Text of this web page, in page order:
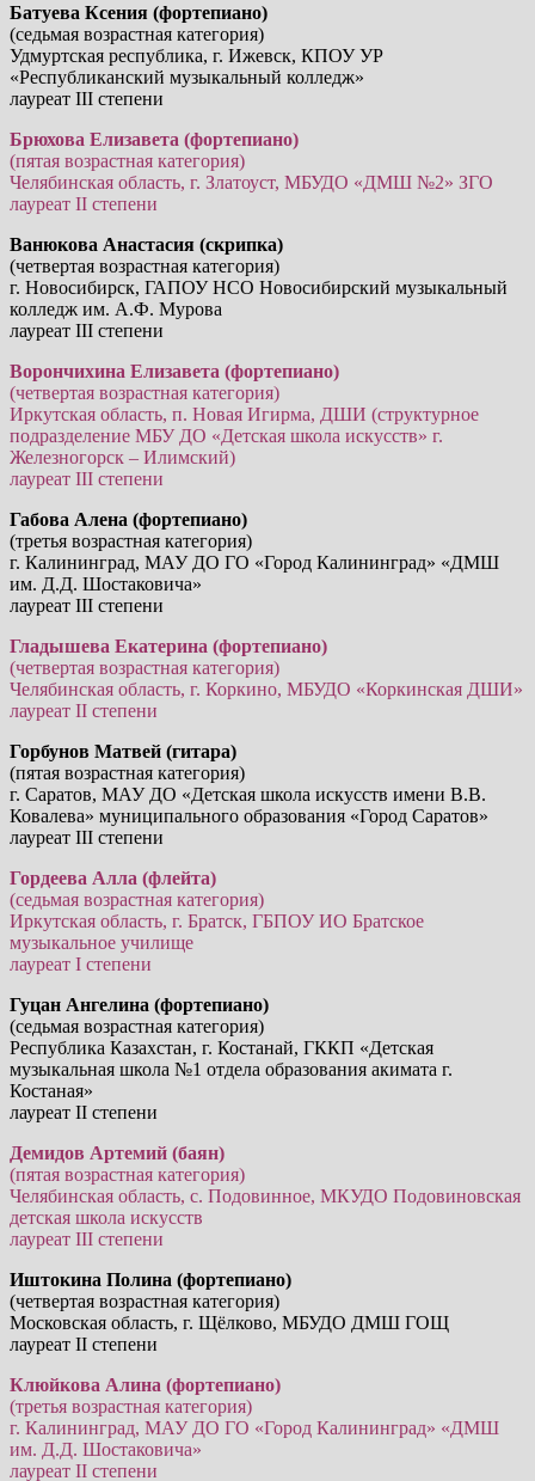
Батуева Ксения (фортепиано)
(седьмая возрастная категория)
Удмуртская республика, г. Ижевск, КПОУ УР
«Республиканский музыкальный колледж»
лауреат III степени
Брюхова Елизавета (фортепиано)
(пятая возрастная категория)
Челябинская область, г. Златоуст, МБУДО «ДМШ №2» ЗГО
лауреат II степени
Ванюкова Анастасия (cкрипка)
(четвертая возрастная категория)
г. Новосибирск, ГАПОУ НСО Новосибирский музыкальный
колледж им. А.Ф. Мурова
лауреат III степени
Ворончихина Елизавета (фортепиано)
(четвертая возрастная категория)
Иркутская область, п. Новая Игирма, ДШИ (структурное
подразделение МБУ ДО «Детская школа искусств» г.
Железногорск – Илимский)
лауреат III степени
Габова Алена (фортепиано)
(третья возрастная категория)
г. Калининград, МАУ ДО ГО «Город Калининград» «ДМШ
им. Д.Д. Шостаковича»
лауреат III степени
Гладышева Екатерина (фортепиано)
(четвертая возрастная категория)
Челябинская область, г. Коркино, МБУДО «Коркинская ДШИ»
лауреат II степени
Горбунов Матвей (гитара)
(пятая возрастная категория)
г. Саратов, МАУ ДО «Детская школа искусств имени В.В.
Ковалева» муниципального образования «Город Саратов»
лауреат III степени
Гордеева Алла (флейта)
(седьмая возрастная категория)
Иркутская область, г. Братск, ГБПОУ ИО Братское
музыкальное училище
лауреат I степени
Гуцан Ангелина (фортепиано)
(седьмая возрастная категория)
Республика Казахстан, г. Костанай, ГККП «Детская
музыкальная школа №1 отдела образования акимата г.
Костаная»
лауреат II степени
Демидов Артемий (баян)
(пятая возрастная категория)
Челябинская область, с. Подовинное, МКУДО Подовиновская
детская школа искусств
лауреат III степени
Иштокина Полина (фортепиано)
(четвертая возрастная категория)
Московская область, г. Щёлково, МБУДО ДМШ ГОЩ
лауреат II степени
Клюйкова Алина (фортепиано)
(третья возрастная категория)
г. Калининград, МАУ ДО ГО «Город Калининград» «ДМШ
им. Д.Д. Шостаковича»
лауреат II степени